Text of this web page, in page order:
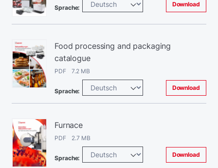
Sprache: Download
Food processing and packaging
catalogue
PDF 7.2 MB
Sprache: Download
Furnace
PDF 2.7 MB
Sprache: Download